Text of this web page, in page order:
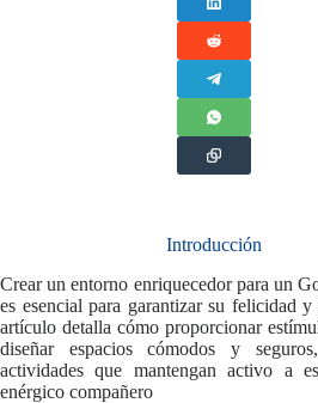
Introducción
Crear un entorno enriquecedor para un
es esencial para garantizar su felicidad y
artículo detalla cómo proporcionar
diseñar espacios cómodos y
actividades que mantengan activo a
enérgico compañero